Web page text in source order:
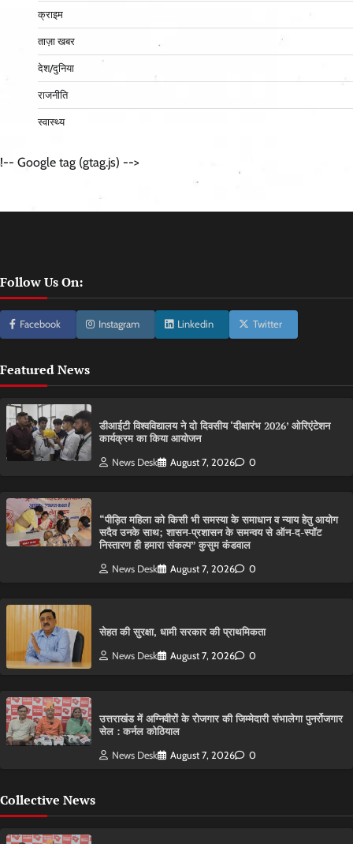
क्राइम
ताज़ा खबर
देश/दुनिया
राजनीति
स्वास्थ्य
!-- Google tag (gtag.js) -->
Follow Us On:
Facebook Instagram Linkedin Twitter
Featured News
डीआईटी विश्वविद्यालय ने दो दिवसीय ‘दीक्षारंभ 2026’ ओरिएंटेशन
कार्यक्रम का किया आयोजन
News Desk August 7, 2026 0
“पीड़ित महिला को किसी भी समस्या के समाधान व न्याय हेतु आयोग
सदैव उनके साथ; शासन-प्रशासन के समन्वय से ऑन-द-स्पॉट
निस्तारण ही हमारा संकल्प” कुसुम कंडवाल
News Desk August 7, 2026 0
सेहत की सुरक्षा, धामी सरकार की प्राथमिकता
News Desk August 7, 2026 0
उत्तराखंड में अग्निवीरों के रोजगार की जिम्मेदारी संभालेगा पुनर्रोजगार
सेल : कर्नल कोठियाल
News Desk August 7, 2026 0
Collective News